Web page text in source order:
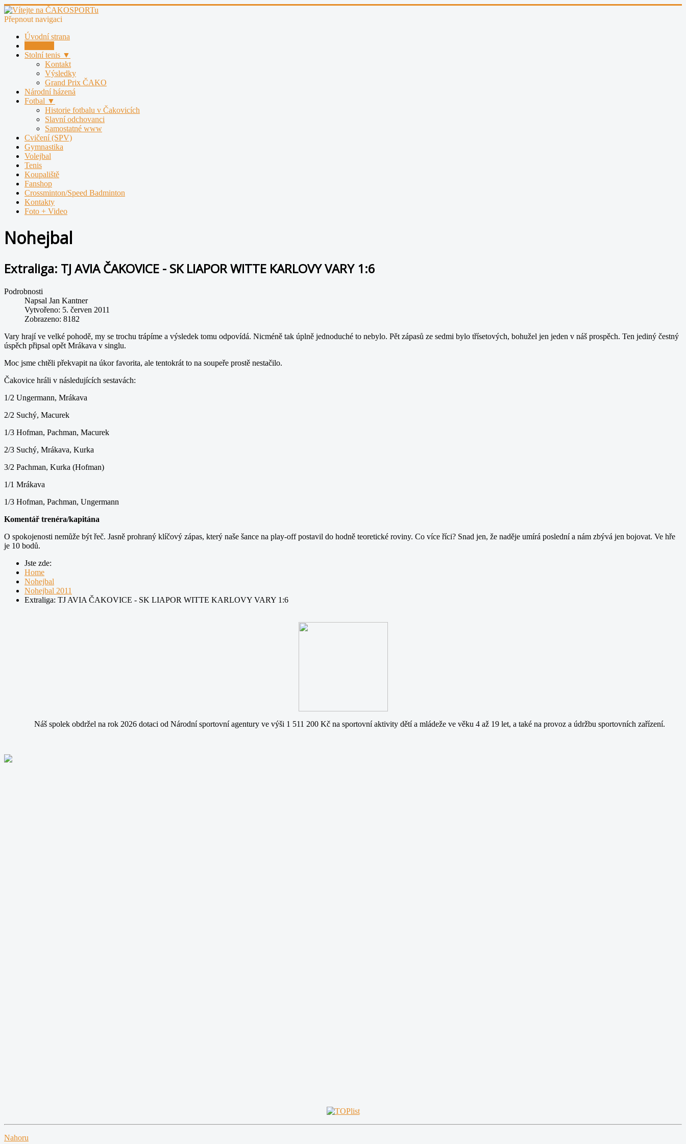
Přepnout navigaci
Úvodní strana
Stolní tenis ▼
Kontakt
Výsledky
Grand Prix ČAKO
Národní házená
Fotbal ▼
Historie fotbalu v Čakovicích
Slavní odchovanci
Samostatné www
Cvičení (SPV)
Gymnastika
Volejbal
Tenis
Koupaliště
Fanshop
Crossminton/Speed Badminton
Kontakty
Foto + Video
Nohejbal
Extraliga: TJ AVIA ČAKOVICE - SK LIAPOR WITTE KARLOVY VARY 1:6
Podrobnosti
Napsal Jan Kantner
Vytvořeno: 5. červen 2011
Zobrazeno: 8182
Vary hrají ve velké pohodě, my se trochu trápíme a výsledek tomu odpovídá. Nicméně tak úplně jednoduché to nebylo. Pět zápasů ze sedmi bylo třísetových, bohužel jen jeden v náš prospěch. Ten jediný čestný
úspěch připsal opět Mrákava v singlu.
Moc jsme chtěli překvapit na úkor favorita, ale tentokrát to na soupeře prostě nestačilo.
Čakovice hráli v následujících sestavách:
1/2 Ungermann, Mrákava
2/2 Suchý, Macurek
1/3 Hofman, Pachman, Macurek
2/3 Suchý, Mrákava, Kurka
3/2 Pachman, Kurka (Hofman)
1/1 Mrákava
1/3 Hofman, Pachman, Ungermann
Komentář trenéra/kapitána
O spokojenosti nemůže být řeč. Jasně prohraný klíčový zápas, který naše šance na play-off postavil do hodně teoretické roviny. Co více říci? Snad jen, že naděje umírá poslední a nám zbývá jen bojovat. Ve hře
je 10 bodů.
Jste zde:
Home
Nohejbal
Nohejbal 2011
Extraliga: TJ AVIA ČAKOVICE - SK LIAPOR WITTE KARLOVY VARY 1:6
Náš spolek obdržel na rok 2026 dotaci od Národní sportovní agentury ve výši 1 511 200 Kč na sportovní aktivity dětí a mládeže ve věku 4 až 19 let, a také na provoz a údržbu sportovních zařízení.
Nahoru